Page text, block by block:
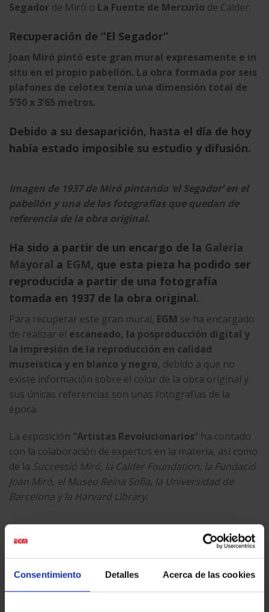
Consentimiento Detalles Acerca de las cookies
Segador de Miró o La Fuente de Mercurio de Calder.
Recuperación de “El Segador”
Joan Miró pintó este gran mural expresamente e in
situ en el propio pabellón. La obra formada por seis
plafones de celotex tenía una dimensión total de
5’50 x 3’65 metros.
Debido a su desaparición, hasta el día de hoy
había estado imposible su estudio y difusión.
Imagen de 1937 de Miró pintando ‘el Segador’ en el
pabellón y una de las fotografías que quedan de
referencia de la obra original.
Ha sido a partir de un encargo de la Galería
Mayoral a EGM, que esta pieza ha podido ser
reproducida a partir de una fotografía
tomada en 1937 de la obra original.
Para recuperar este gran mural, EGM se ha encargado
de realizar el escaneado, la posproducción digital y
la impresión de la reproducción en calidad
museística y en blanco y negro, debido a que no
existe información sobre el color de la obra original y
sus únicas referencias son unas fotografías de la
época.
La exposición “Artistas Revolucionarios” ha contado
con la colaboración de expertos en la materia, así como
de la Successió Miró, la Calder Foundation, la Fundació
Joan Miró, el Museo Reina Sofía, la Universidad de
Barcelona y la Harvard Library.
Fotos del montaje de la reproducción de ‘El segador’
en el Gran Palais de París. Fotos: Galería Mayoral